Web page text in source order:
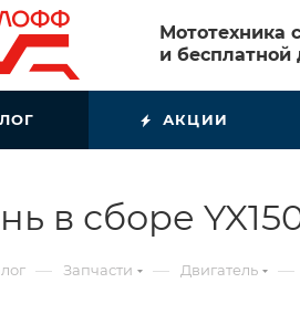
Мототехника
и бесплатной
АКЦИИ
в сборе
— Запчасти — Двигатель —